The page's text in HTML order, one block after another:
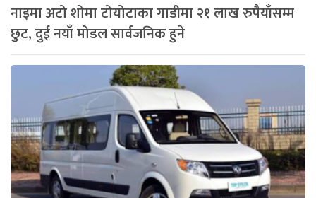
नाइमा अटो शोमा टोयोटाका गाडीमा २१ लाख रुपैयाँसम्म
छुट, दुई नयाँ मोडल सार्वजनिक हुने